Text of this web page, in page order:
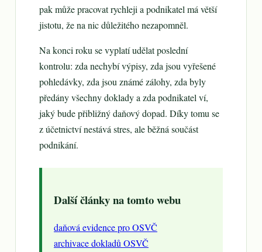
pak může pracovat rychleji a podnikatel má větší
jistotu, že na nic důležitého nezapomněl.
Na konci roku se vyplatí udělat poslední
kontrolu: zda nechybí výpisy, zda jsou vyřešené
pohledávky, zda jsou známé zálohy, zda byly
předány všechny doklady a zda podnikatel ví,
jaký bude přibližný daňový dopad. Díky tomu se
z účetnictví nestává stres, ale běžná součást
podnikání.
Další články na tomto webu
daňová evidence pro OSVČ
archivace dokladů OSVČ